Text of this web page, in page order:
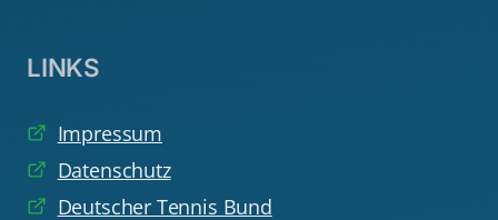
LINKS
Impressum
Datenschutz
Deutscher Tennis Bund